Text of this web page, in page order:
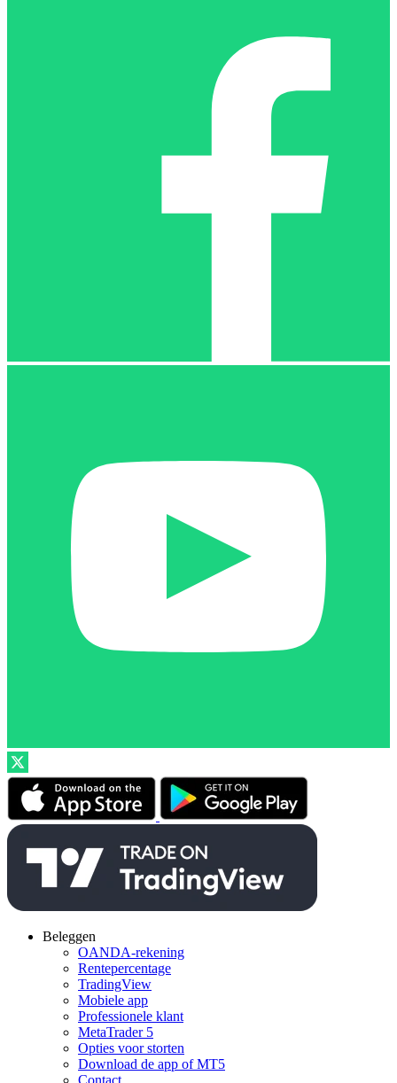
Beleggen
OANDA-rekening
Rentepercentage
TradingView
Mobiele app
Professionele klant
MetaTrader 5
Opties voor storten
Download de app of MT5
Contact